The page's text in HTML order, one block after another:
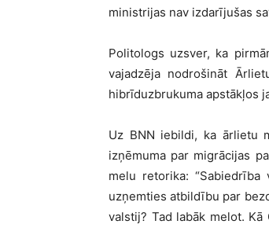
ministrijas nav izdarījušas
Politologs uzsver, ka
vajadzēja nodrošināt
hibrīduzbrukuma apstākļos
Uz BNN iebildi, ka ārlietu
izņēmuma par migrācijas
melu retorika:
uzņemties atbildību par
valstij? Tad labāk melot.